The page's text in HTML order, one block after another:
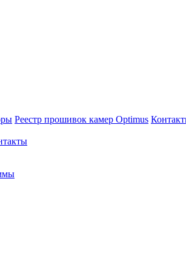
Реестр прошивок камер Optimus